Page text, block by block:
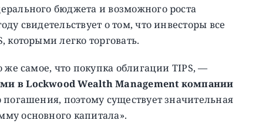
бюджета и возможного роста
свидетельствует о том, что инвесторы все
которыми легко торговать.
же самое, что покупка облигации TIPS, —
в Lockwood Wealth Management компании
поэтому существует значительная
основного капитала».